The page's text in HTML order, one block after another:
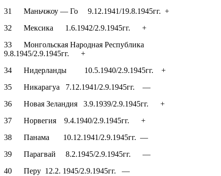
31 Маньчжоу — Го 9.12.1941/19.8.1945гг. +
32 Мексика 1.6.1942/2.9.1945гг. +
33 Монгольская Народная Республика
9.8.1945/2.9.1945гг. +
34 Нидерланды 10.5.1940/2.9.1945гг. +
35 Никарагуа 7.12.1941/2.9.1945гг. —
36 Новая Зеландия 3.9.1939/2.9.1945гг. +
37 Норвегия 9.4.1940/2.9.1945гг. +
38 Панама 10.12.1941/2.9.1945гг. —
39 Парагвай 8.2.1945/2.9.1945гг. —
40 Перу 12.2. 1945/2.9.1945гг. —